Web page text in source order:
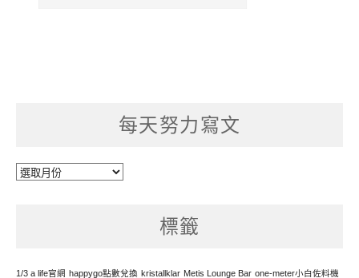
每天努力寫文
每
標籤
1/3 a life官網 happygo點數兌換 kristallklar Metis Lounge Bar one-meter小白佐料機